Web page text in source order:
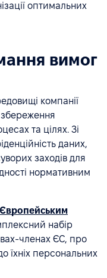
оптимальних
вимог
компанії
та цілях. Зі
даних,
заходів для
нормативним
Європейським
набір
членах ЄС, про
їхніх персональних